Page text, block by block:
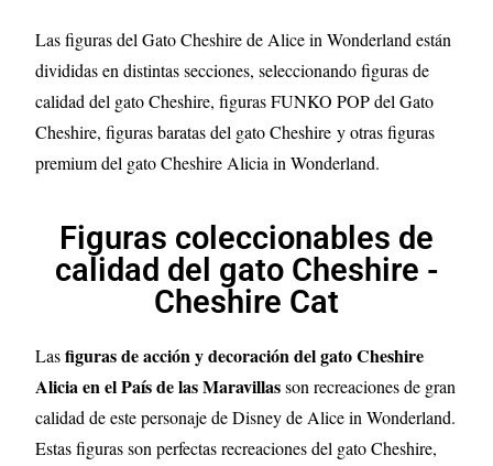
Las figuras del Gato Cheshire de Alice in Wonderland están
divididas en distintas secciones, seleccionando figuras de
calidad del gato Cheshire, figuras FUNKO POP del Gato
Cheshire, figuras baratas del gato Cheshire y otras figuras
premium del gato Cheshire Alicia in Wonderland.
Figuras coleccionables de
calidad del gato Cheshire -
Cheshire Cat
Lasfiguras de acción y decoración del gato Cheshire
Alicia en el País de las Maravillasson recreaciones de gran
calidad de este personaje de Disney de Alice in Wonderland.
Estas figuras son perfectas recreaciones del gato Cheshire,